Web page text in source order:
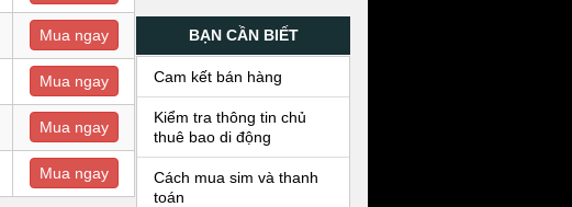
Mua ngay
Mua ngay
Mua ngay
Mua ngay
BẠN CẦN BIẾT
Cam kết bán hàng
Kiểm tra thông tin chủ
thuê bao di động
Cách mua sim và thanh
toán